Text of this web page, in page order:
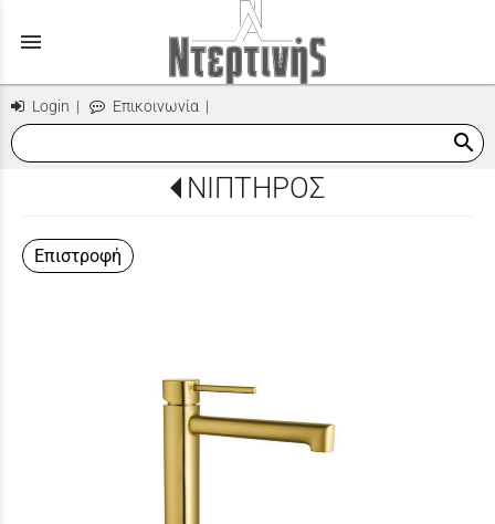
menu
Login | Επικοινωνία |
search
ΝΙΠΤΗΡΟΣ
Επιστροφή